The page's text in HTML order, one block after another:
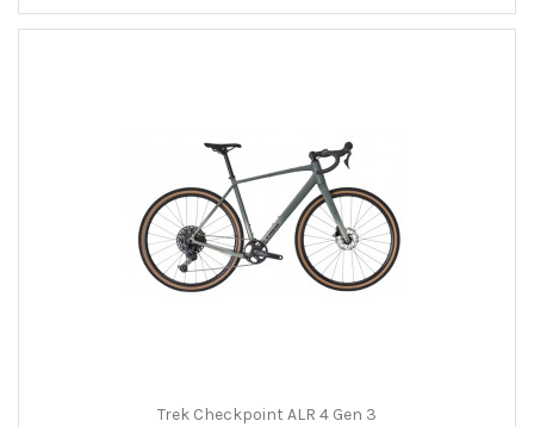
Trek Checkpoint ALR 4 Gen 3